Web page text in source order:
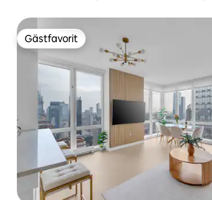
Gästfavorit
Gästfavorit